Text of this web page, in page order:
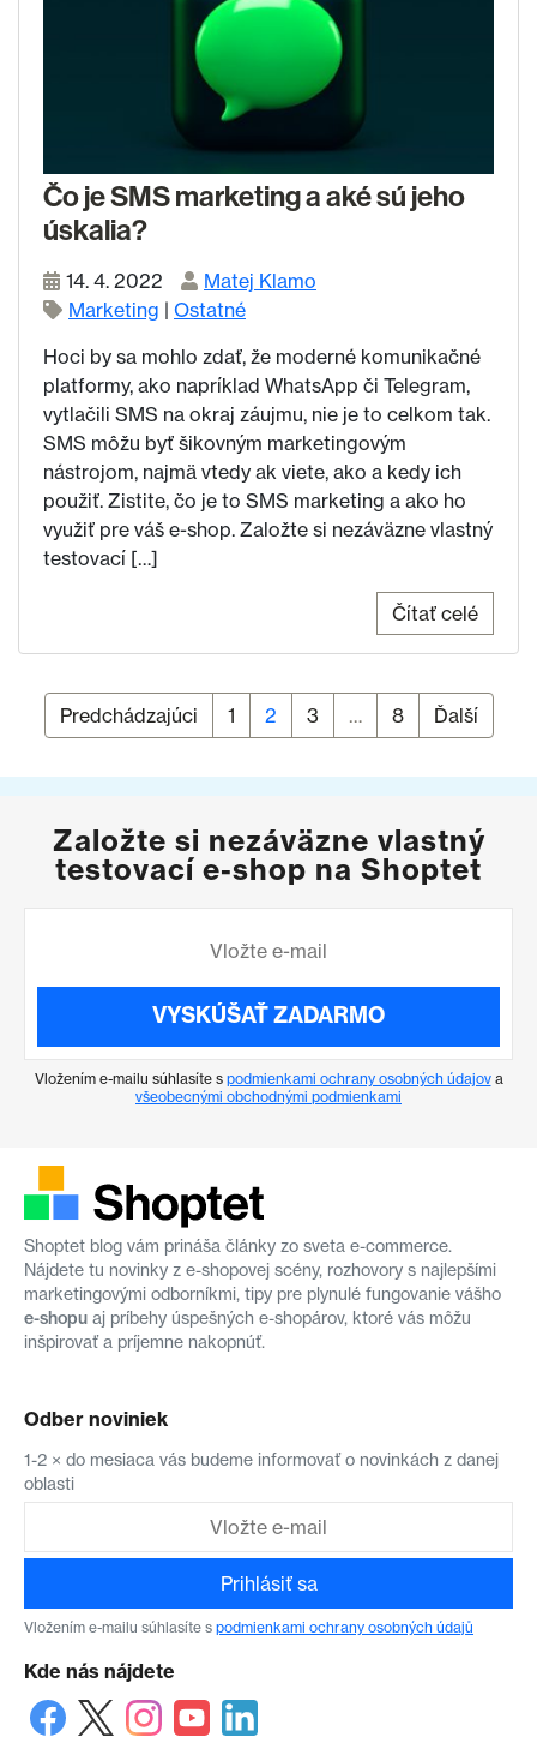
Čo je SMS marketing a aké sú jeho
úskalia?
14. 4. 2022
Matej Klamo
Marketing | Ostatné
Hoci by sa mohlo zdať, že moderné komunikačné
platformy, ako napríklad WhatsApp či Telegram,
vytlačili SMS na okraj záujmu, nie je to celkom tak.
SMS môžu byť šikovným marketingovým
nástrojom, najmä vtedy ak viete, ako a kedy ich
použiť. Zistite, čo je to SMS marketing a ako ho
využiť pre váš e-shop. Založte si nezáväzne vlastný
testovací […]
Čítať celé
Stránkovanie príspevkov
Predchádzajúci Stránka
1 Stránka
2 Stránka
3 … Stránka
8 Ďalší
Založte si nezáväzne vlastný
testovací e-shop na Shoptet
VYSKÚŠAŤ ZADARMO
Vložením e-mailu súhlasíte s podmienkami ochrany osobných údajova
všeobecnými obchodnými podmienkami
Shoptet blog vám prináša články zo sveta e-commerce.
Nájdete tu novinky z e-shopovej scény, rozhovory s najlepšími
marketingovými odborníkmi, tipy pre plynulé fungovanie vášho
e-shopu aj príbehy úspešných e-shopárov, ktoré vás môžu
inšpirovať a príjemne nakopnúť.
Odber noviniek
1-2 × do mesiaca vás budeme informovať o novinkách z danej
oblasti
Prihlásiť sa
Vložením e-mailu súhlasíte s podmienkami ochrany osobných údajů
Kde nás nájdete